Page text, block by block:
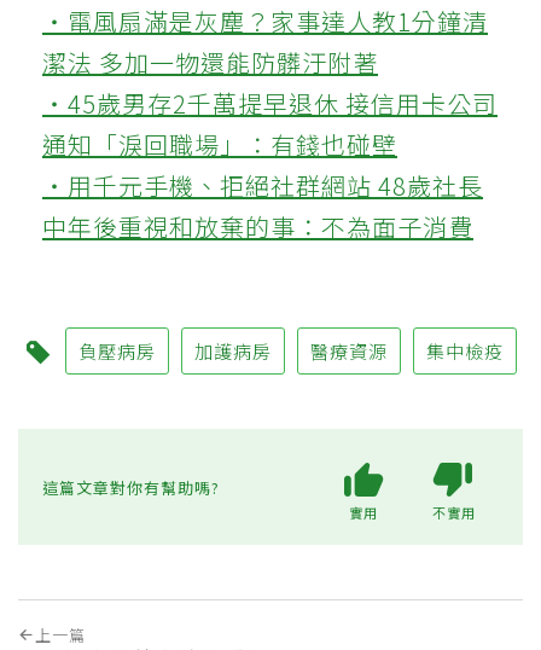
‧電風扇滿是灰塵？家事達人教1分鐘清
潔法 多加一物還能防髒汙附著
‧45歲男存2千萬提早退休 接信用卡公司
通知「淚回職場」：有錢也碰壁
‧用千元手機、拒絕社群網站 48歲社長
中年後重視和放棄的事：不為面子消費
負壓病房 加護病房 醫療資源 集中檢疫
這篇文章對你有幫助嗎?
實用 不實用
上一篇